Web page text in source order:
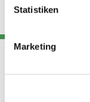
Statistiken
Marketing